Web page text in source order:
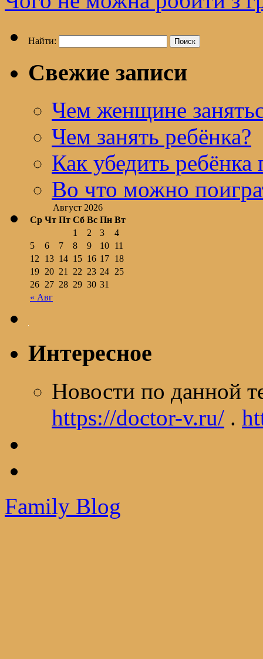
Найти:
Свежие записи
Чем женщине
Чем занять ребёнка?
Как убедить ребёнка
Во что можно
Август 2026
Ср Чт Пт Сб Вс Пн Вт
« Авг
1 2 3
4
5
6 7 8 9 10 11
12
13 14 15 16 17 18
19 20 21 22 23 24 25
26 27 28 29 30 31
Интересное
Новости по данной
https://doctor-v.ru/ .
Family Blog